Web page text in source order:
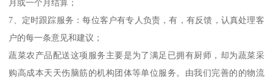
月或一个月结算；
7、定时跟踪服务：每位客户有专人负责，有，有反馈，认真处理客
户的每一条意见和建议；
蔬菜农产品配送这项服务主要是为了满足已拥有厨师，却为蔬菜采
购高成本天天伤脑筋的机构团体等单位服务。由我们完善的的物流